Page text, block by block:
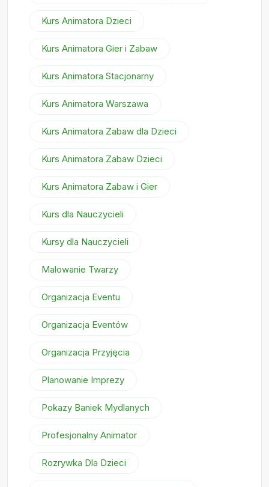
Kurs Animatora Dzieci
Kurs Animatora Gier i Zabaw
Kurs Animatora Stacjonarny
Kurs Animatora Warszawa
Kurs Animatora Zabaw dla Dzieci
Kurs Animatora Zabaw Dzieci
Kurs Animatora Zabaw i Gier
Kurs dla Nauczycieli
Kursy dla Nauczycieli
Malowanie Twarzy
Organizacja Eventu
Organizacja Eventów
Organizacja Przyjęcia
Planowanie Imprezy
Pokazy Baniek Mydlanych
Profesjonalny Animator
Rozrywka Dla Dzieci